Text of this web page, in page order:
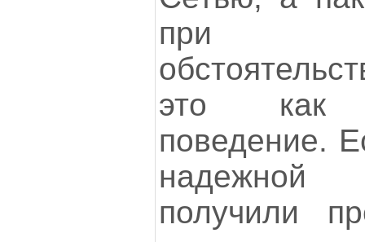
при
это как
поведение.
надежной
получили